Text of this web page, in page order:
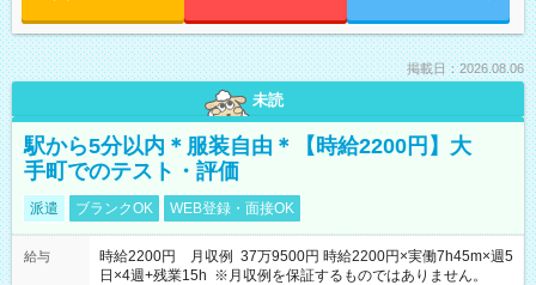
掲載日：2026.08.06
未読
駅から5分以内＊服装自由＊【時給2200円】大
手町でのテスト・評価
派遣 ブランクOK WEB登録・面接OK
給与
時給2200円 月収例 37万9500円 時給2200円×実働7h45m×週5
日×4週+残業15h ※月収例を保証するものではありません。